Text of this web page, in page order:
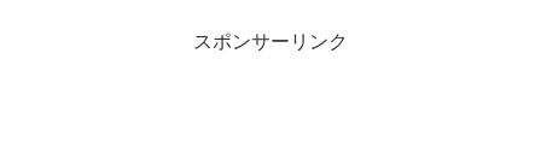
スポンサーリンク